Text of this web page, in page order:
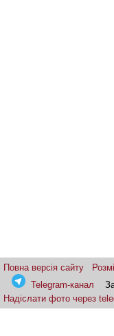
Повна версія сайту
Telegram-канал
Надіслати фото через